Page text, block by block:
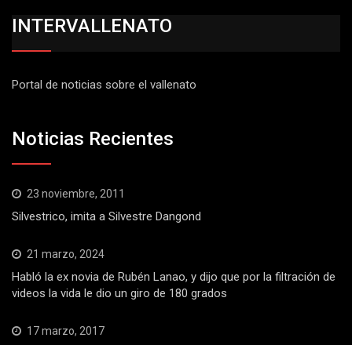
INTERVALLENATO
Portal de noticias sobre el vallenato
Noticias Recientes
23 noviembre, 2011
Silvestrico, imita a Silvestre Dangond
21 marzo, 2024
Habló la ex novia de Rubén Lanao, y dijo que por la filtración de
videos la vida le dio un giro de 180 grados
17 marzo, 2017